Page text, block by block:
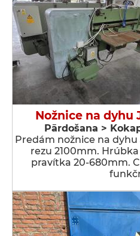
Nožnice na dyhu
Pārdošana >
Predám nožnice na dyhu
rezu 2100mm.
pravítka 20-680mm.